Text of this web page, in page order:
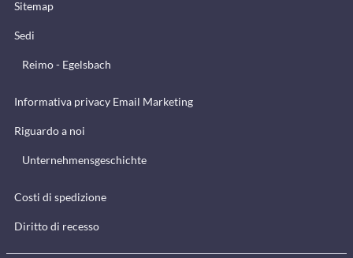
Sitemap
Sedi
Reimo - Egelsbach
Informativa privacy Email Marketing
Riguardo a noi
Unternehmensgeschichte
Costi di spedizione
Diritto di recesso